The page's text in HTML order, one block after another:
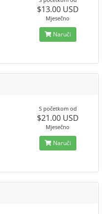
$13.00 USD
Mjesečno
Naruči
S početkom od
$21.00 USD
Mjesečno
Naruči